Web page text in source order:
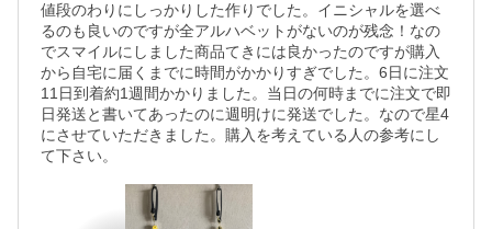
値段のわりにしっかりした作りでした。イニシャルを選べ
るのも良いのですが全アルハベットがないのが残念！なの
でスマイルにしました商品てきには良かったのですが購入
から自宅に届くまでに時間がかかりすぎでした。6日に注文
11日到着約1週間かかりました。当日の何時までに注文で即
日発送と書いてあったのに週明けに発送でした。なので星4
にさせていただきました。購入を考えている人の参考にし
て下さい。